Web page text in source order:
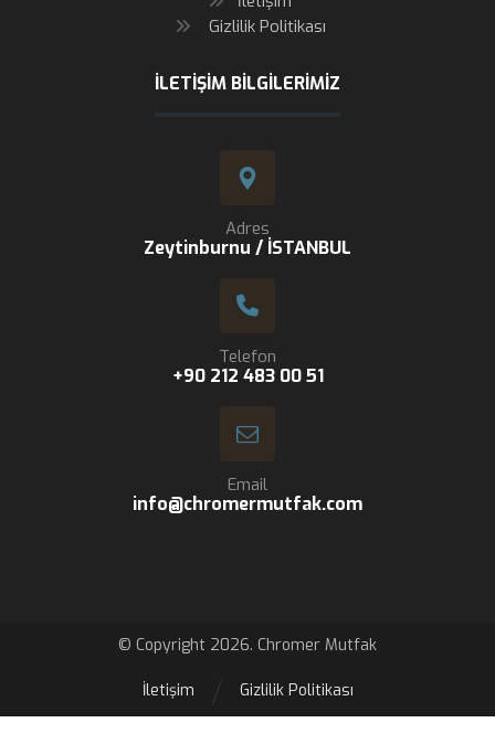
Gizlilik Politikası
İLETIŞIM BILGILERIMIZ
Adres
Zeytinburnu / İSTANBUL
Telefon
+90 212 483 00 51
Email
info@chromermutfak.com
© Copyright 2026. Chromer Mutfak
Gizlilik Politikası
İletişim